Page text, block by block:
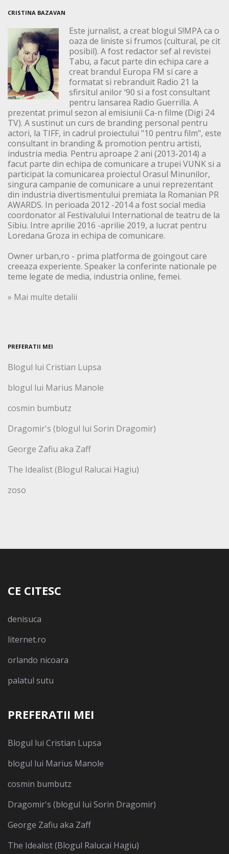
CRISTINA BAZAVAN
Este jurnalist, a creat blogul S!MPA ca o
oaza de liniste si frumos (cultural, pe cit
posibil). A fost redactor sef al revistei
Tabu, a facut parte din echipa care a
creat brandul Europa FM si care a
formatat si rebranduit Radio 21 la
sfirsitul anilor ‘90 si a fost consultant
pentru lansarea Radio Guerrilla. A
prezentat primul sezon al emisiunii Ca-n filme (Digi 24
TV). A sustinut un curs de branding personal pentru
actori, la TIFF, in cadrul proiectului "10 pentru film", este
consultant in branding & promotion pentru artisti,
industria media. Pentru aproape 2 ani (2013-2014) a
facut parte din echipa de comunicare a trupei VUNK si a
participat la comunicarea proiectul Orasul Minunilor,
singura campanie de comunicare a unui reprezentant
din industria divertismentului premiata la Romanian PR
AWARDS. In perioada 2012 -2014 a fost social media
coordonator al Festivalului International de teatru de la
Sibiu. Intre aprilie 2016 -aprilie 2019, a lucrat pentru
Loredana Groza in echipa de comunicare.
Owner urban,ro - prima platforma de goingout care
creeaza experiente. Speaker la conferinte nationale pe
teme legate de media, industria online, femei.
» Mai multe detalii
PREFERATII MEI
Blogul lui Cristian Lupsa
blogul lui Marius Manole
cosmin bumbutz
Dragomir's (blogul lui Sorin Dragomir)
George Zafiu aka Zaff
The Idealist (Blogul Ralucai Hagiu)
zoso
CE CITESC
denisuca
liternet.ro
orlando nicoara
palatul sutu
PREFERATII MEI
Blogul lui Cristian Lupsa
blogul lui Marius Manole
cosmin bumbutz
Dragomir's (blogul lui Sorin Dragomir)
George Zafiu aka Zaff
The Idealist (Blogul Ralucai Hagiu)